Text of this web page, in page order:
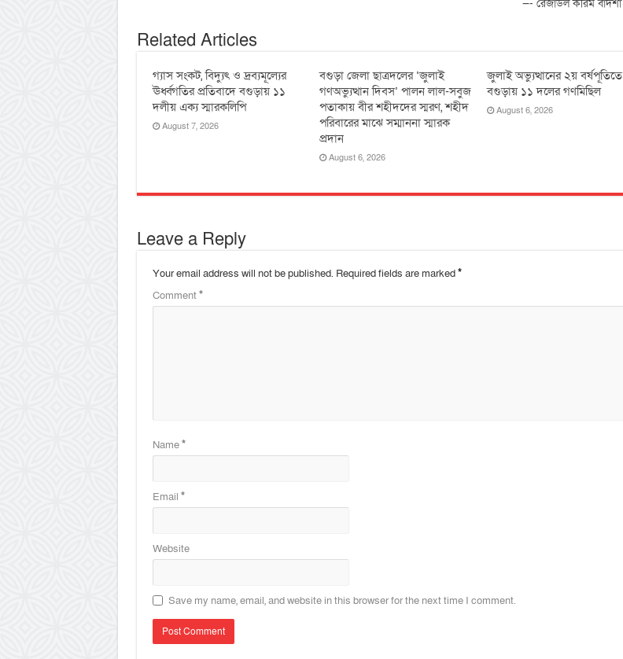
—- রেজাউল করিম বাদশা
Related Articles
গ্যাস সংকট, বিদ্যুৎ ও দ্রব্যমূল্যের
ঊর্ধ্বগতির প্রতিবাদে বগুড়ায় ১১
দলীয় এক্য স্মারকলিপি
August 7, 2026
বগুড়া জেলা ছাত্রদলের ‘জুলাই
গণঅভ্যুত্থান দিবস’ পালন লাল-সবুজ
পতাকায় বীর শহীদদের স্মরণ, শহীদ
পরিবারের মাঝে সম্মাননা স্মারক
প্রদান
August 6, 2026
জুলাই অভ্যুত্থানের ২য় বর্ষপূতিতে
বগুড়ায় ১১ দলের গণমিছিল
August 6, 2026
Leave a Reply
Your email address will not be published. Required fields are marked*
Comment*
Name*
Email *
Website
Save my name, email, and website in this browser for the next time I comment.